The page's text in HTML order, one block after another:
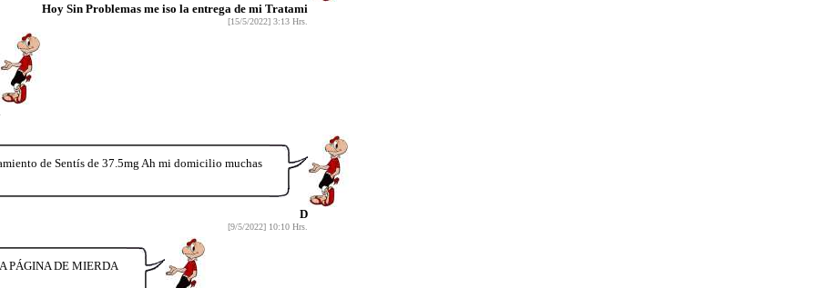
Hoy Sin Problemas me iso la entrega de mi Tratami
[15/5/2022] 3:13 Hrs.
de Sentís de 37.5mg Ah mi domicilio muchas
D
[9/5/2022] 10:10 Hrs.
PÁGINA DE MIERDA